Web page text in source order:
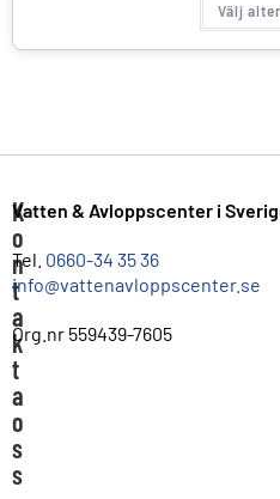
Välj
K
o
n
t
a
k
t
a
o
s
s
Vatten & Avloppscenter i
Tel. 0660-34 35 36
info@vattenavloppscenter.se
Org.nr 559439-7605